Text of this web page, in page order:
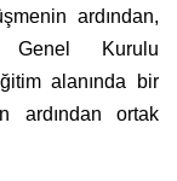
ardından,
Genel Kurulu
alanında bir
ardından ortak